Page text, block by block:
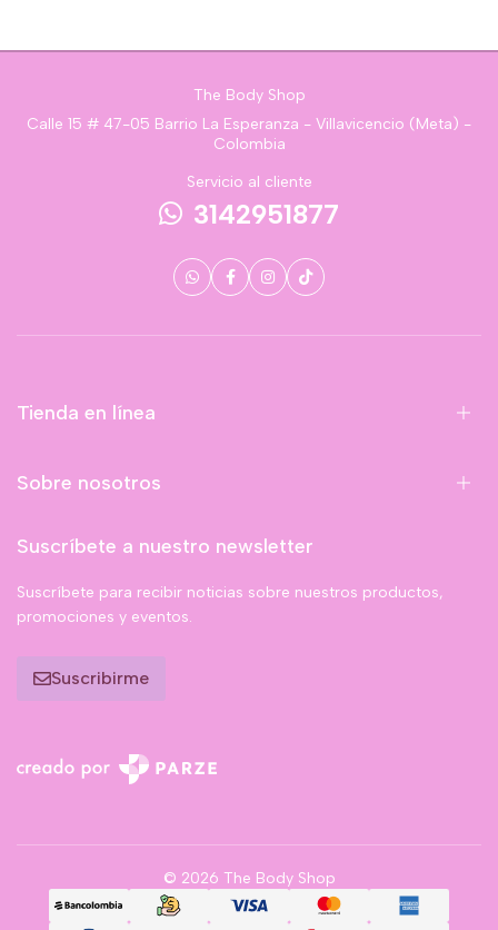
The Body Shop
Calle 15 # 47-05 Barrio La Esperanza - Villavicencio (Meta) -
Colombia
Servicio al cliente
3142951877
Tienda en línea
Sobre nosotros
Suscríbete a nuestro newsletter
Suscríbete para recibir noticias sobre nuestros productos,
promociones y eventos.
Suscribirme
© 2026 The Body Shop